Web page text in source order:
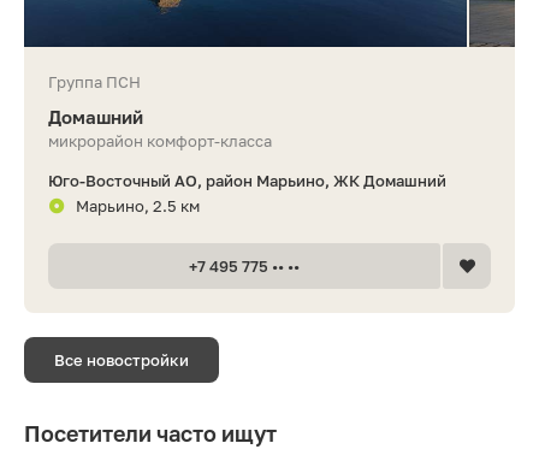
Группа ПСН
Домашний
микрорайон комфорт-класса
Юго-Восточный АО, район Марьино, ЖК Домашний
Марьино, 2.5 км
+7 495 775 •• ••
Все новостройки
Посетители часто ищут